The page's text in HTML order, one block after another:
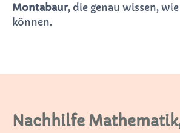
Montabaur, die genau wissen,
können.
Nachhilfe